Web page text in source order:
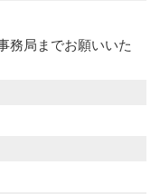
務局までお願いいた